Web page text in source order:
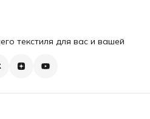
текстиля для вас и вашей